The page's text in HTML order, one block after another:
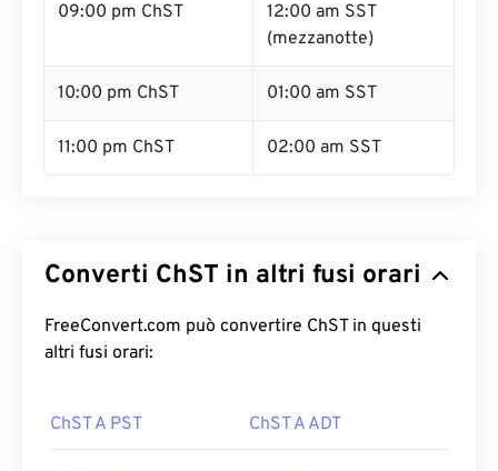
09:00 pm ChST
12:00 am SST
(mezzanotte)
10:00 pm ChST 01:00 am SST
11:00 pm ChST 02:00 am SST
Converti ChST in altri fusi orari
FreeConvert.com può convertire ChST in questi
altri fusi orari:
ChST A PST ChST A ADT